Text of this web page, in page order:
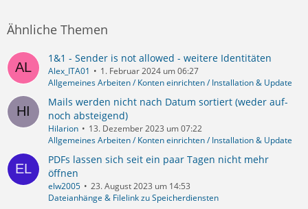
Ähnliche Themen
1&1 - Sender is not allowed - weitere Identitäten
Alex_ITA01
1. Februar 2024 um 06:27
Allgemeines Arbeiten / Konten einrichten / Installation & Update
Mails werden nicht nach Datum sortiert (weder auf-
noch absteigend)
Hilarion
13. Dezember 2023 um 07:22
Allgemeines Arbeiten / Konten einrichten / Installation & Update
PDFs lassen sich seit ein paar Tagen nicht mehr
öffnen
elw2005
23. August 2023 um 14:53
Dateianhänge & Filelink zu Speicherdiensten